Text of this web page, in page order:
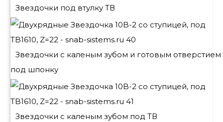
Звездочки под втулку ТВ
Звездочки с каленым зубом и готовым отверстием
под шпонку
Звездочки с каленым зубом под ТВ